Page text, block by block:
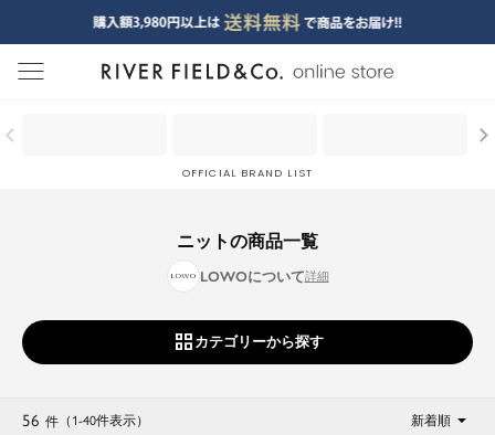
menu
OFFICIAL BRAND LIST
ニットの商品一覧
LOWOについて
カテゴリーから探す
56 件 （1-40件表示） 新着順